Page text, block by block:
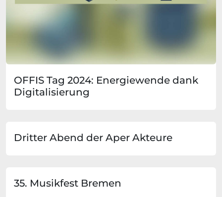
OFFIS Tag 2024: Energiewende dank
Digitalisierung
Dritter Abend der Aper Akteure
35. Musikfest Bremen